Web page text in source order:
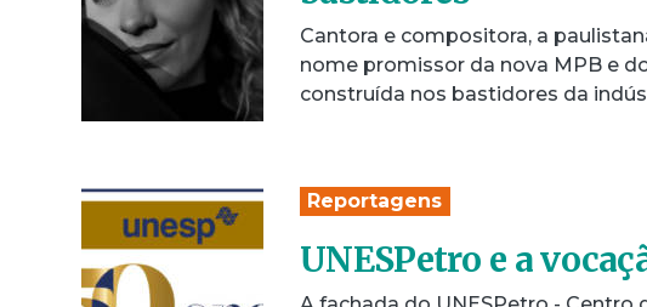
Cantora e compositora, a
nome promissor da nova MPB e
construída nos bastidores da
Reportagens
UNESPetro e a